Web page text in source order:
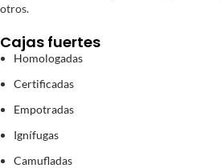
otros.
Cajas fuertes
Homologadas
Certificadas
Empotradas
Ignífugas
Camufladas